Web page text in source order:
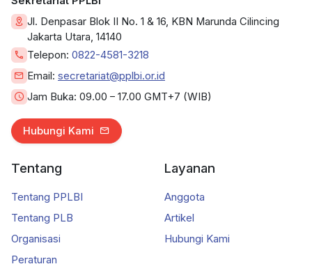
Jl. Denpasar Blok II No. 1 & 16, KBN Marunda Cilincing
Jakarta Utara, 14140
Telepon: 0822-4581-3218
Email: secretariat@pplbi.or.id
Jam Buka: 09.00 – 17.00 GMT+7 (WIB)
Hubungi Kami
Tentang
Tentang PPLBI
Tentang PLB
Organisasi
Peraturan
Layanan
Anggota
Artikel
Hubungi Kami